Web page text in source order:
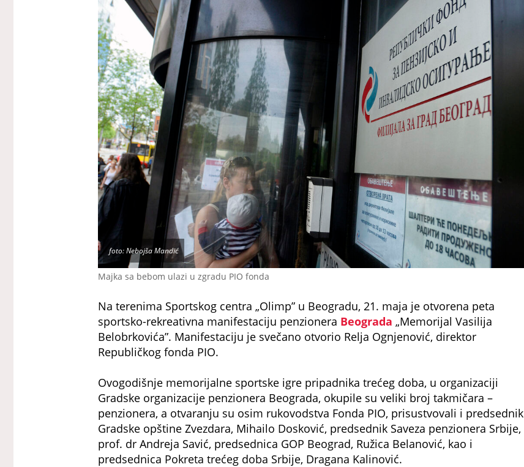
Majka sa bebom ulazi u zgradu PIO fonda
foto: Nebojša Mandić
Na terenima Sportskog centra „Olimp” u Beogradu, 21. maja je otvorena peta
sportsko-rekreativna manifestaciju penzionera Beograda „Memorijal Vasilija
Belobrkovića”. Manifestaciju je svečano otvorio Relja Ognjenović, direktor
Republičkog fonda PIO.
Ovogodišnje memorijalne sportske igre pripadnika trećeg doba, u organizaciji
Gradske organizacije penzionera Beograda, okupile su veliki broj takmičara –
penzionera, a otvaranju su osim rukovodstva Fonda PIO, prisustvovali i predsednik
Gradske opštine Zvezdara, Mihailo Dosković, predsednik Saveza penzionera Srbije,
prof. dr Andreja Savić, predsednica GOP Beograd, Ružica Belanović, kao i
predsednica Pokreta trećeg doba Srbije, Dragana Kalinović.